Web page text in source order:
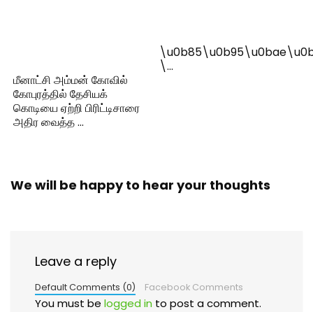
மீனாட்சி அம்மன் கோவில்
கோபுரத்தில் தேசியக்
கொடியை ஏற்றி பிரிட்டிசாரை
அதிர வைத்த …
\…
We will be happy to hear your thoughts
Leave a reply
Default Comments (0) Facebook Comments
You must be logged in to post a comment.